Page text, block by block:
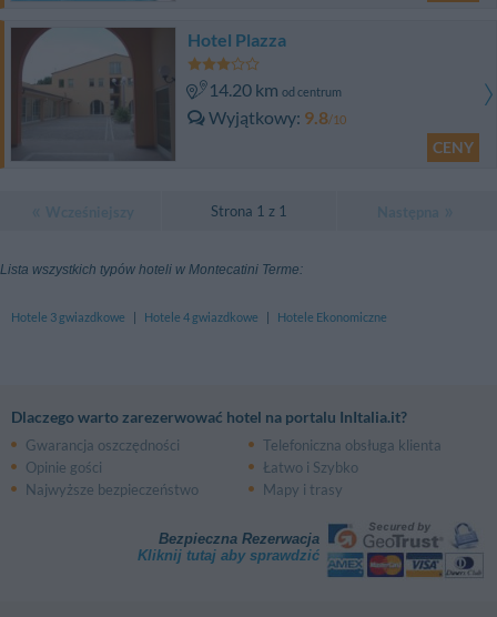
Hotel Plazza
14.20 km od centrum
Wyjątkowy 9.8/10
CENY
Strona 1 z 1
Lista wszystkich typów hoteli w Montecatini Terme:
Hotele 3 gwiazdkowe Hotele 4 gwiazdkowe Hotele Ekonomiczne
Dlaczego warto zarezerwować hotel na portalu InItalia.it?
Gwarancja oszczędności
Telefoniczna obsługa klienta
Opinie gości
Łatwo i Szybko
Najwyższe bezpieczeństwo
Mapy i trasy
Bezpieczna Rezerwacja
Kliknij tutaj aby sprawdzić